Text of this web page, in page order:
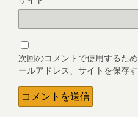
次回のコメントで使用するた
ールアドレス、サイトを保存す